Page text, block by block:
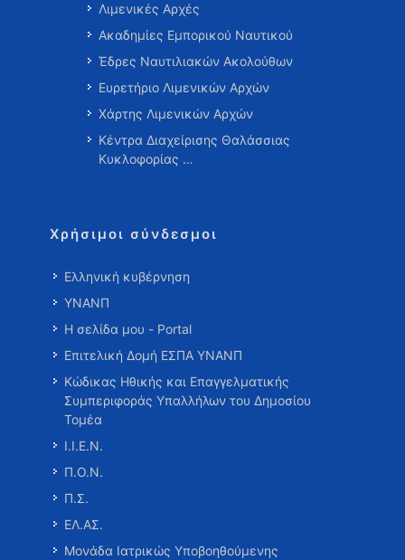
Λιμενικές Αρχές
Ακαδημίες Εμπορικού Ναυτικού
Έδρες Ναυτιλιακών Ακολούθων
Ευρετήριο Λιμενικών Αρχών
Χάρτης Λιμενικών Αρχών
Κέντρα Διαχείρισης Θαλάσσιας
Κυκλοφορίας …
Χρήσιμοι σύνδεσμοι
Ελληνική κυβέρνηση
ΥΝΑΝΠ
Η σελίδα μου - Portal
Επιτελική Δομή ΕΣΠΑ ΥΝΑΝΠ
Κώδικας Ηθικής και Επαγγελματικής
Συμπεριφοράς Υπαλλήλων του Δημοσίου
Τομέα
Ι.Ι.Ε.Ν.
Π.Ο.Ν.
Π.Σ.
ΕΛ.ΑΣ.
Μονάδα Ιατρικώς Υποβοηθούμενης